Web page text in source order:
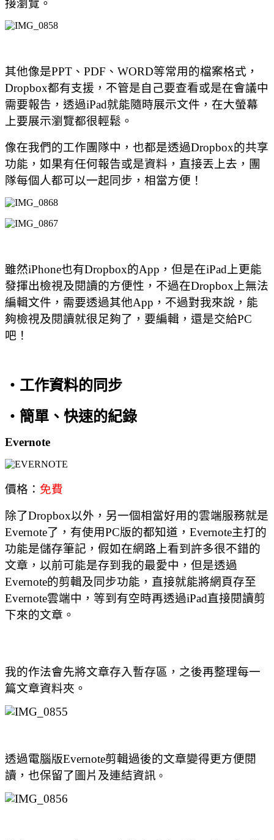
接瀏覽。
其他像是PPT、PDF、WORD等常用的檔案格式，
Dropbox都有支援，不管是自己要查看或是在會議中
需要報告，透過iPad就能隨時展示文件 ，在大螢幕
上要展示瀏覽都很輕鬆。
像在我們的工作團隊中，也都是透過Dropbox的共享
功能，如果有任何報告或是資料，直接丟上去，團
隊每個人都可以一起同步，相當方便！
雖然iPhone也有Dropbox的App，但是在iPad上更能
發揮出檢視及閱讀的方便性，不過在Dropbox上無法
編輯文件，需要透過其他App，不過對我來說，能
夠檢視及閱讀就很足夠了，要編輯，還是交給PC
吧！
‧工作資料的同步
‧簡單、快速的紀錄
Evernote
價格： 免費
除了Dropbox以外，另一個相當好用的雲端服務就是
Evernote了，有使用PC版的都知道，Evernote主打的
功能是儲存筆記，假如在網路上看到許多很不錯的
文章，以前可能是存到我的最愛中，但是透過
Evernote的剪輯及同步功能，直接就能將網頁存至
Evernote雲端中，等到有空時再透過iPad直接閱讀剪
下來的文章。
我的作法會先將文章存入暫存區，之後再整理每一
篇文章資料夾。
透過電腦版Evernote剪輯過後的文章變得更方便閱
讀，也保留了圖片及連結資訊 。